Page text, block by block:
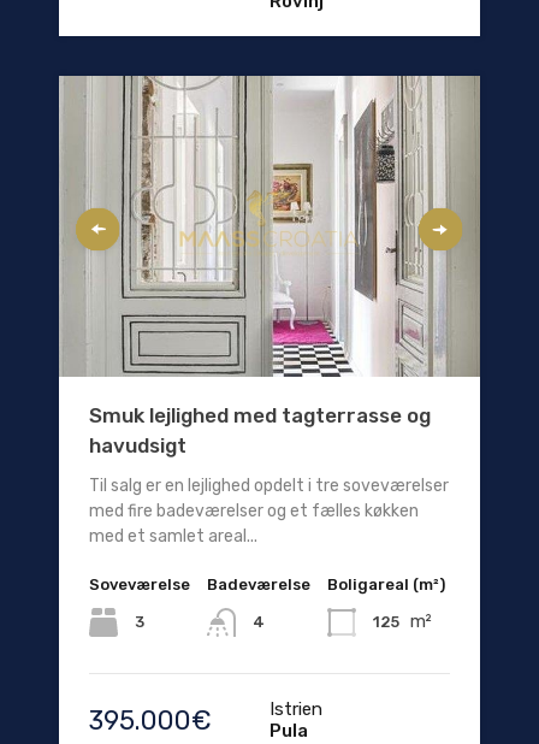
Smuk lejlighed med tagterrasse og
havudsigt
Til salg er en lejlighed opdelt i tre soveværelser
med fire badeværelser og et fælles køkken
med et samlet areal...
Soveværelse
3
Badeværelse
4
Boligareal (m²)
125 m²
395.000€
Istrien
Pula